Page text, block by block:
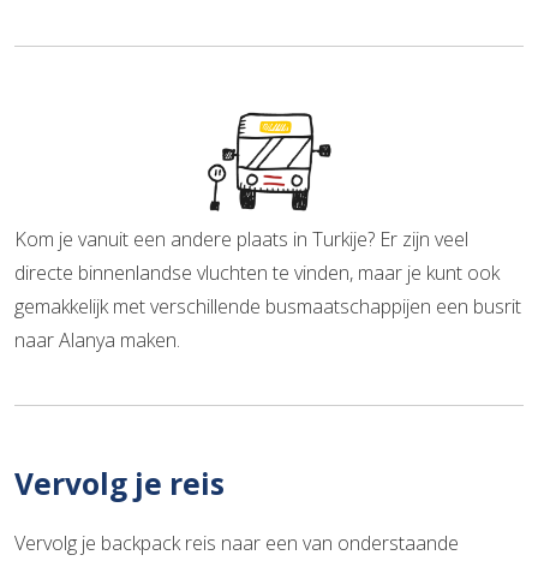
Kom je vanuit een andere plaats in Turkije? Er zijn veel
directe binnenlandse vluchten te vinden, maar je kunt ook
gemakkelijk met verschillende busmaatschappijen een busrit
naar Alanya maken.
Vervolg je reis
Vervolg je backpack reis naar een van onderstaande